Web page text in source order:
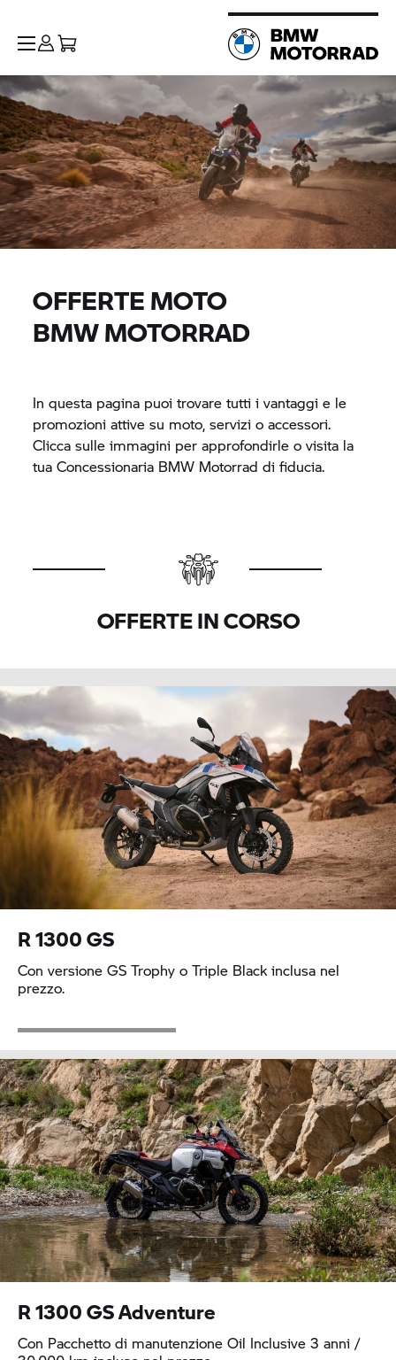
OFFERTE MOTO
BMW MOTORRAD
In questa pagina puoi trovare tutti i vantaggi e le
promozioni attive su moto, servizi o accessori.
Clicca sulle immagini per approfondirle o visita la
tua Concessionaria BMW Motorrad di fiducia.
OFFERTE IN CORSO
R 1300 GS
Con versione GS Trophy o Triple Black inclusa nel
prezzo.
R 1300 GSAdventure
Con Pacchetto di manutenzione Oil Inclusive 3 anni /